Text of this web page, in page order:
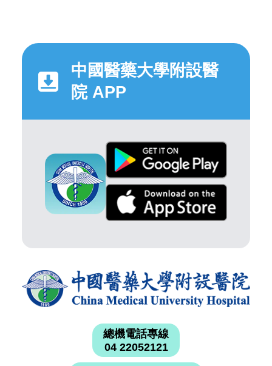
中國醫藥大學附設醫
院 APP
總機電話專線
04 22052121